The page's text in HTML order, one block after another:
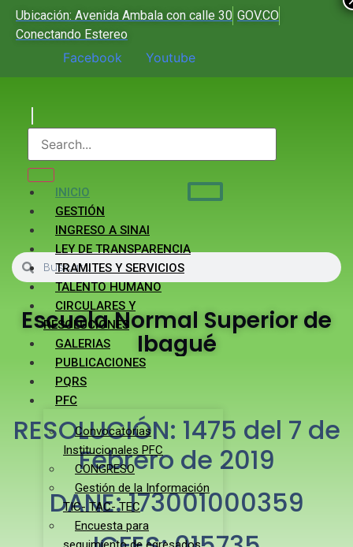
Ubicación: Avenida Ambala con calle 30 GOV.CO
Conectando Estereo
Facebook Youtube
INICIO
GESTIÓN
INGRESO A SINAI
LEY DE TRANSPARENCIA
TRAMITES Y SERVICIOS
TALENTO HUMANO
CIRCULARES Y
RESOLUCIONES
GALERIAS
PUBLICACIONES
PQRS
PFC
Convocatorias
Institucionales PFC
CONGRESO
Gestión de la Información
TIC- TAC- TEC
Encuesta para
Escuela Normal Superior de
Ibagué
RESOLUCIÓN: 1475 del 7 de
Febrero de 2019
DANE: 173001000359